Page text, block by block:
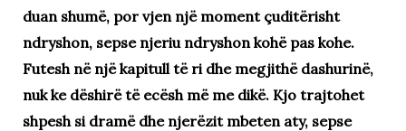
duan shumë, por vjen një moment çuditërisht
ndryshon, sepse njeriu ndryshon kohë pas kohe.
Futesh në një kapitull të ri dhe megjithë dashurinë,
nuk ke dëshirë të ecësh më me dikë. Kjo trajtohet
shpesh si dramë dhe njerëzit mbeten aty, sepse